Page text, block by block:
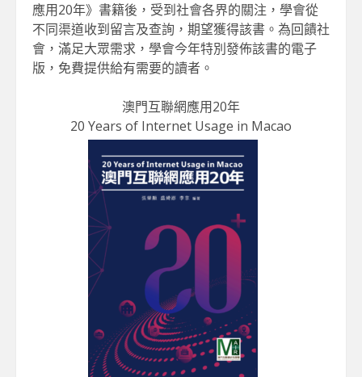
應用20年》書籍後，受到社會各界的關注，學會從
不同渠道收到留言及查詢，期望獲得該書。為回饋社
會，滿足大眾需求，學會今年特別發佈該書的電子
版，免費提供給有需要的讀者。
澳門互聯網應用20年
20 Years of Internet Usage in Macao